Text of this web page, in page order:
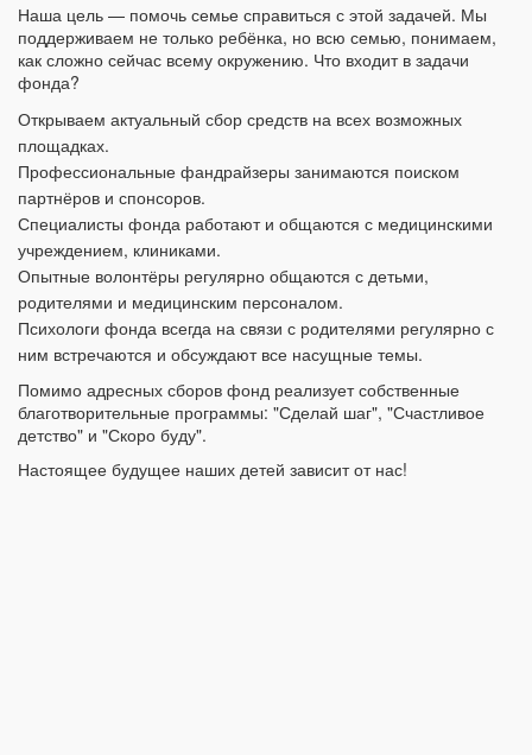
Наша цель — помочь семье справиться с этой задачей. Мы
поддерживаем не только ребёнка, но всю семью, понимаем,
как сложно сейчас всему окружению. Что входит в задачи
фонда?
Открываем актуальный сбор средств на всех возможных
площадках.
Профессиональные фандрайзеры занимаются поиском
партнёров и спонсоров.
Специалисты фонда работают и общаются с медицинскими
учреждением, клиниками.
Опытные волонтёры регулярно общаются с детьми,
родителями и медицинским персоналом.
Психологи фонда всегда на связи с родителями регулярно с
ним встречаются и обсуждают все насущные темы.
Помимо адресных сборов фонд реализует собственные
благотворительные программы: "Сделай шаг", "Счастливое
детство" и "Скоро буду".
Настоящее будущее наших детей зависит от нас!